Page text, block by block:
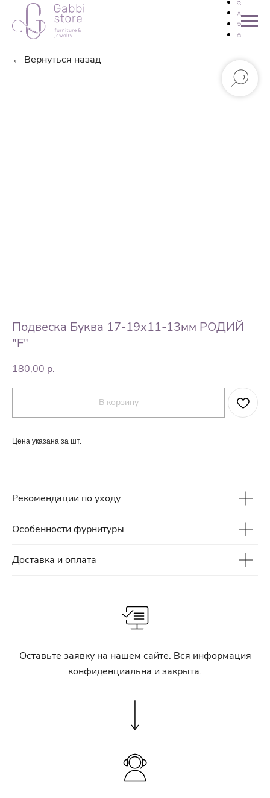
← Вернуться назад
Подвеска Буква 17-19х11-13мм РОДИЙ
"F"
180,00 р.
В корзину
Цена указана за шт.
Рекомендации по уходу
Особенности фурнитуры
Доставка и оплата
Оставьте заявку на нашем сайте. Вся информация
конфиденциальна и закрыта.